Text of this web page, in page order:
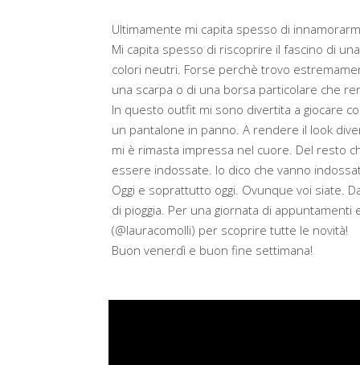
Ultimamente mi capita spesso di
Mi capita spesso di riscoprire il fascino di
colori neutri. Forse perchè trovo
una scarpa o di una borsa particolare che
In questo outfit mi sono divertita a giocare
un pantalone in panno. A rendere il look
mi è rimasta impressa nel cuore. Del resto
essere indossate. Io dico che vanno
Oggi e soprattutto oggi. Ovunque voi siate.
di pioggia. Per una giornata di
(@lauracomolli) per scoprire tutte le novità!
Buon venerdì e buon fine settimana!